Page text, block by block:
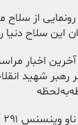
رونمایی از سلاح
این سلاح دنیا
آخرین اخبار
رهبر شهید